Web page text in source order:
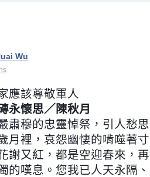
Wu
應該尊敬軍人
永懷思／陳秋月
肅穆的忠靈悼祭，引人愁
月裡，哀怨幽悽的啃噬著
謝又紅，都是空迎春來，
的嘆息。您我已人天永隔